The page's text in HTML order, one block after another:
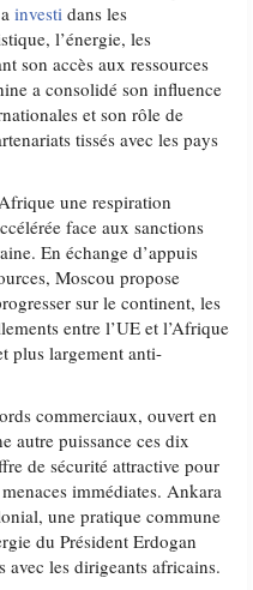
ainvesti dans les
l’énergie, les
son accès aux ressources
a consolidé son influence
et son rôle de
tissés avec les pays
une respiration
face aux sanctions
En échange d’appuis
Moscou propose
sur le continent, les
entre l’UE et l’Afrique
plus largement anti-
commerciaux, ouvert en
autre puissance ces dix
de sécurité attractive pour
immédiates. Ankara
une pratique commune
du Président Erdogan
avec les dirigeants africains.